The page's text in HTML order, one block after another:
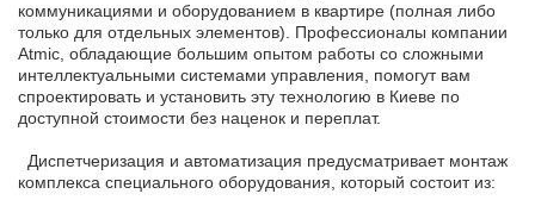
коммуникациями и оборудованием в квартире (полная либо
только для отдельных элементов). Профессионалы компании
Atmic, обладающие большим опытом работы со сложными
интеллектуальными системами управления, помогут вам
спроектировать и установить эту технологию в Киеве по
доступной стоимости без наценок и переплат.
Диспетчеризация и автоматизация предусматривает монтаж
комплекса специального оборудования, который состоит из: